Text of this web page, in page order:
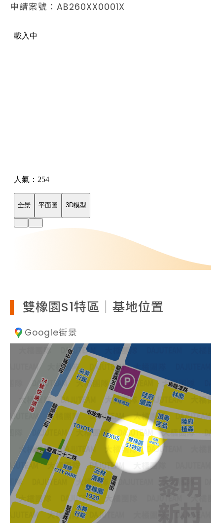
申請案號：AB260XX0001X
雙橡園S1特區｜基地位置
Google街景